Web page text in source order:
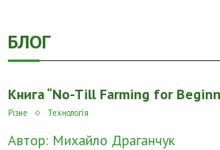
БЛОГ
Книга “No-Till Farming for
Різне Технологія
Автор: Михайло Драганчук